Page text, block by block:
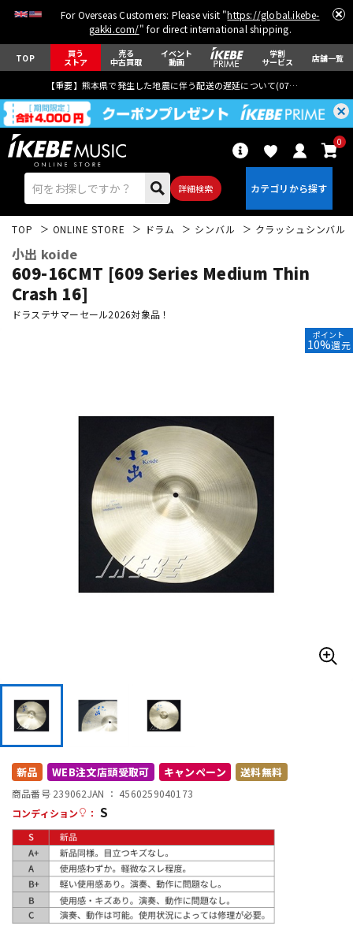
For Overseas Customers: Please visit "https://global.ikebe-
gakki.com/" for direct international shipping.
TOP 買う
ストア
売る
中古買取
イベント
動画
学割
サービス 店舗一覧
【重要】熊本県で発生した地震に伴う配送の遅延について(07月29日
詳細検索
0
エレキギター
キーボード 電子ピアノ
その他楽器
DTM オンライン納品
配信/ライブ機器 楽器アクセサリ
中古 ヴィンテージ
TOP ONLINE STORE ドラム シンバル クラッシュシンバル
小出 koide
609-16CMT [609 Series Medium Thin
Crash 16]
ドラステサマーセール2026対象品！
ポイント
10%還元
新品 WEB注文店頭受取可 キャンペーン 送料無料
商品番号 239062JAN ： 4560259040173
コンディション
： S